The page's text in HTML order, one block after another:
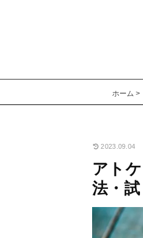
ホーム
2023.09.04
アト
法・